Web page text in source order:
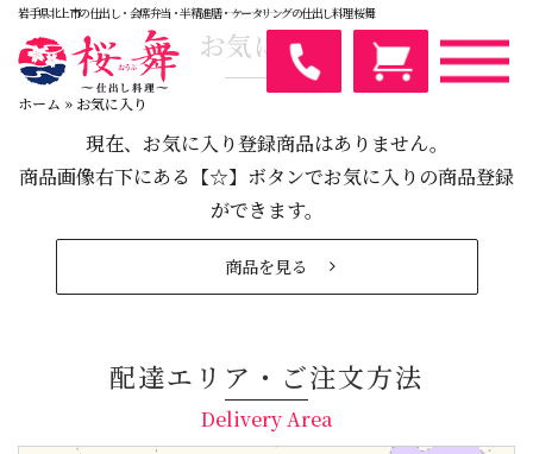
岩手県北上市の仕出し・会席弁当・半精進膳・ケータリングの仕出し料理 桜舞
お気に入り
ホーム » お気に入り
現在、お気に入り登録商品はありません。
商品画像右下にある【☆】ボタンでお気に入りの商品登録
ができます。
商品を見る
配達エリア・ご注文方法
Delivery Area